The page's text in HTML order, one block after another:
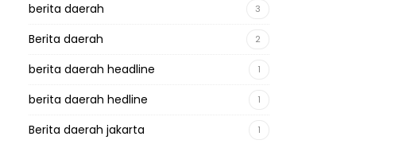
berita daerah 3
Berita daerah 2
berita daerah headline 1
berita daerah hedline 1
Berita daerah jakarta 1